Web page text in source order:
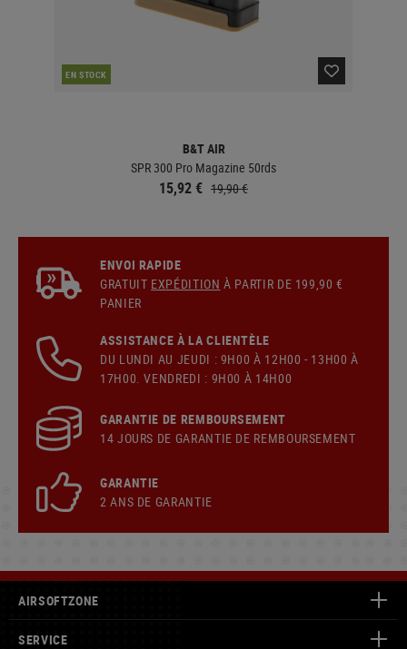
EN STOCK
B&T AIR
SPR 300 Pro Magazine 50rds
15,92 € 19,90 €
ENVOI RAPIDE
GRATUIT EXPÉDITION À PARTIR DE 199,90 €
PANIER
ASSISTANCE À LA CLIENTÈLE
DU LUNDI AU JEUDI : 9H00 À 12H00 - 13H00 À
17H00. VENDREDI : 9H00 À 14H00
GARANTIE DE REMBOURSEMENT
14 JOURS DE GARANTIE DE REMBOURSEMENT
GARANTIE
2 ANS DE GARANTIE
AIRSOFTZONE
SERVICE